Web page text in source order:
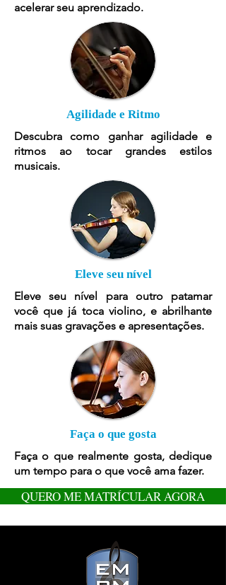
acelerar seu aprendizado.
Agilidade e Ritmo
Descubra como ganhar agilidade e
ritmos ao tocar grandes estilos
musicais.
Eleve seu nível
Eleve seu nível para outro patamar
você que já toca violino, e abrilhante
mais suas gravações e apresentações.
Faça o que gosta
Faça o que realmente gosta, dedique
um tempo para o que você ama fazer.
QUERO ME MATRÍCULAR AGORA